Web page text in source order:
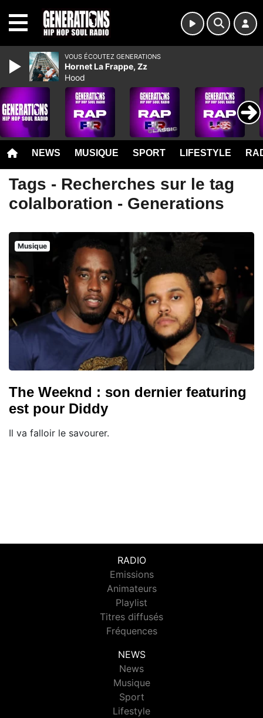
NEWS MUSIQUE SPORT LIFESTYLE
Tags - Recherches sur le tag
colalboration - Generations
Musique
The Weeknd : son dernier featuring
est pour Diddy
Il va falloir le savourer.
RADIO
Emissions
Animateurs
Playlist
Titres diffusés
Fréquences
NEWS
News
Musique
Sport
Lifestyle
VOUS ÉCOUTEZ GENERATIONS
Hornet La Frappe, Zz
Hood